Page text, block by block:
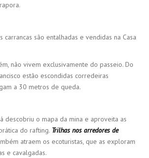
carrancas são entalhadas e vendidas na Casa
não vivem exclusivamente do passeio. Do
estão escondidas corredeiras
a 30 metros de queda.
descobriu o mapa da mina e aproveita as
do rafting. Trilhas nos arredores de
atraem os ecoturistas, que as exploram
e cavalgadas.